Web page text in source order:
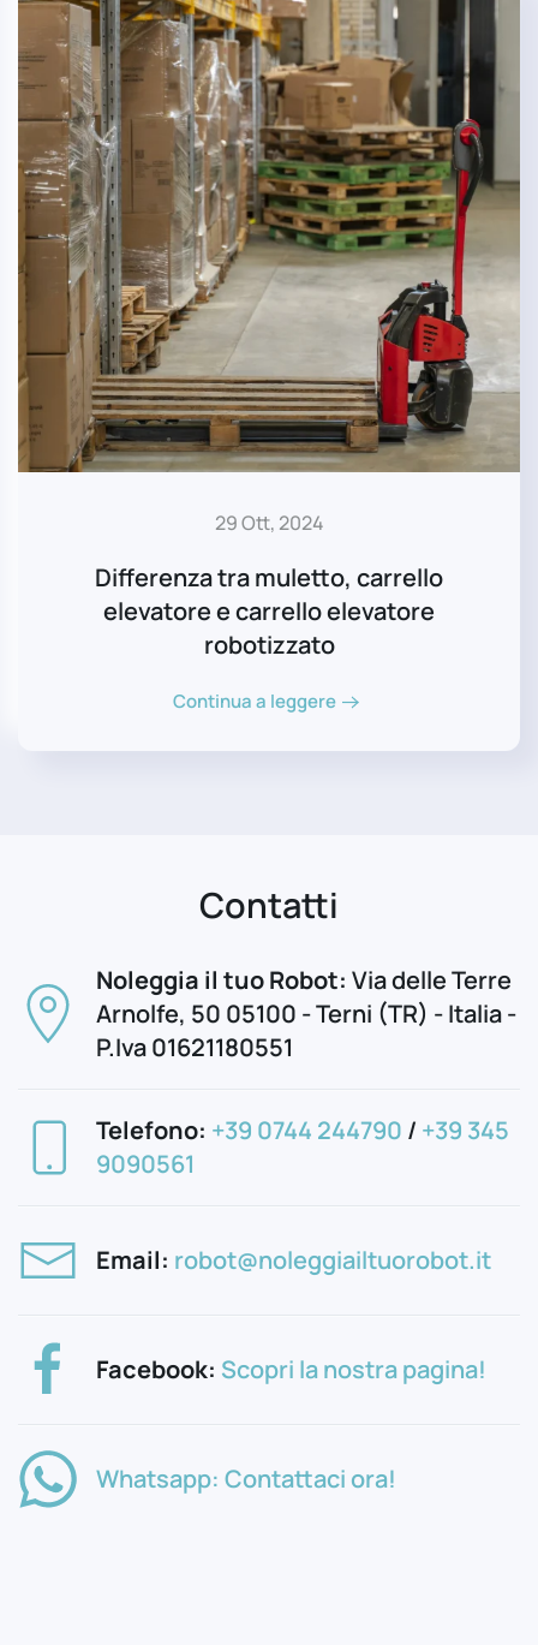
29 Ott, 2024
Differenza tra muletto, carrello
elevatore e carrello elevatore
robotizzato
Continua a leggere
Contatti
Noleggia il tuo Robot: Via delle Terre
Arnolfe, 50 05100 - Terni (TR) - Italia -
P.Iva 01621180551
Telefono: +39 0744 244790 / +39 345
9090561
Email: robot@noleggiailtuorobot.it
Facebook: Scopri la nostra pagina!
Whatsapp: Contattaci ora!